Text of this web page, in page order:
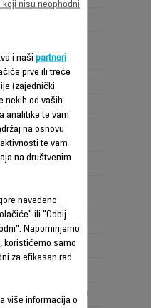
Keramika
Multistajling
Nemogućnost
upotrebe
35 mm
Nemogućnost
upotrebe
170/200 °C
2 češlja za ravnanje
i naši partneri
prve ili treće
(zajednički
nekih od vaših
analitike te vam
na osnovu
te vam
na društvenim
navedeno
ili "Odbij
Napominjemo
koristićemo samo
za efikasan rad
više informacija o
koji nisu neophodni